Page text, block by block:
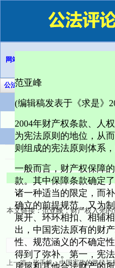
网站公告：
公法评论网全站搜索：
您现在的位置 : 公法论文
范亚峰
(编辑稿发表于《求是》
2004年财产权条款、人
为宪法原则的地位，从
则组成的宪法原则体系
一般而言，财产权保障
款。其中保障条款确定
诸一种适当的限定，而
确立的前提规范，又为
展开、环环相扣、相辅
出，中国宪法原有的财
性、规范涵义的不确定
得到了弥补。第一，宪
本文链接：范亚峰：财产权入宪的
上一篇：张千帆：中国宪政的路径与